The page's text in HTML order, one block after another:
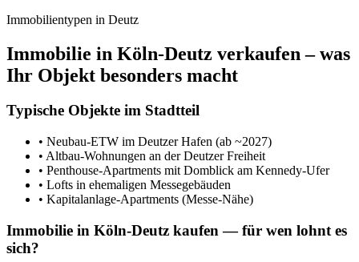
Immobilientypen in Deutz
Immobilie in Köln-Deutz verkaufen – was
Ihr Objekt besonders macht
Typische Objekte im Stadtteil
• Neubau-ETW im Deutzer Hafen (ab ~2027)
• Altbau-Wohnungen an der Deutzer Freiheit
• Penthouse-Apartments mit Domblick am Kennedy-Ufer
• Lofts in ehemaligen Messegebäuden
• Kapitalanlage-Apartments (Messe-Nähe)
Immobilie in Köln-Deutz kaufen — für wen lohnt es
sich?